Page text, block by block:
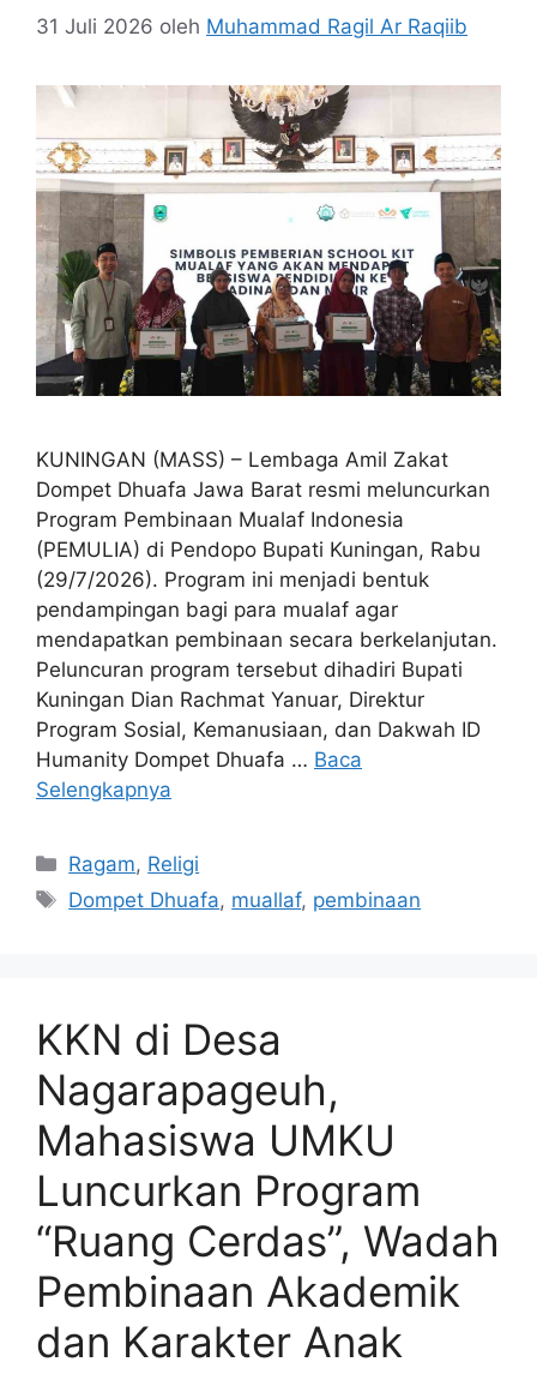
31 Juli 2026 oleh Muhammad Ragil Ar Raqiib
KUNINGAN (MASS) – Lembaga Amil Zakat
Dompet Dhuafa Jawa Barat resmi meluncurkan
Program Pembinaan Mualaf Indonesia
(PEMULIA) di Pendopo Bupati Kuningan, Rabu
(29/7/2026). Program ini menjadi bentuk
pendampingan bagi para mualaf agar
mendapatkan pembinaan secara berkelanjutan.
Peluncuran program tersebut dihadiri Bupati
Kuningan Dian Rachmat Yanuar, Direktur
Program Sosial, Kemanusiaan, dan Dakwah ID
Humanity Dompet Dhuafa … Baca
Selengkapnya
Kategori
Ragam, Religi
Tag
Dompet Dhuafa, muallaf, pembinaan
KKN di Desa
Nagarapageuh,
Mahasiswa UMKU
Luncurkan Program
“Ruang Cerdas”, Wadah
Pembinaan Akademik
dan Karakter Anak